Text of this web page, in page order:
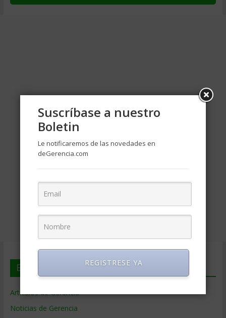
En deGerencia.com
Artículos de Gerencia
Noticias de Gerencia
Suscríbase a nuestro
Boletin
Le notificaremos de las novedades en
deGerencia.com
REGISTRESE YA